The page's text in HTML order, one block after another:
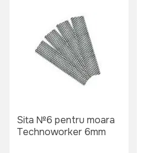
Sita №6 pentru moara
Technoworker 6mm